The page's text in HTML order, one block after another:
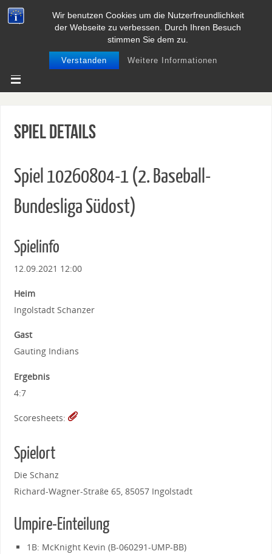
Wir benutzen Cookies um die Nutzerfreundlichkeit
der Webseite zu verbessen. Durch Ihren Besuch
stimmen Sie dem zu.
Verstanden Weitere Informationen
BASEBALL UND SOFTBALL IN
NIEDERSACHSEN
Spiel Details
Spiel 10260804-1 (2. Baseball-
Bundesliga Südost)
Spielinfo
12.09.2021 12:00
Heim
Ingolstadt Schanzer
Gast
Gauting Indians
Ergebnis
4:7
Scoresheets:
Spielort
Die Schanz
Richard-Wagner-Straße 65, 85057 Ingolstadt
Umpire-Einteilung
1B: McKnight Kevin (B-060291-UMP-BB)